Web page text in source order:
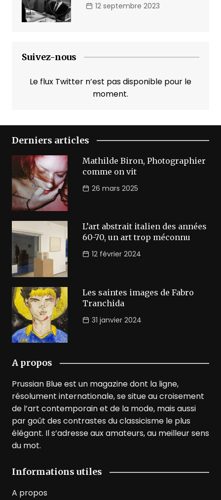
12 septembre 2023
Suivez-nous
Le flux Twitter n’est pas disponible pour le
moment.
Derniers articles
Mathilde Biron, Photographier
comme on vit
26 mars 2025
L’art abstrait italien des années
60-70, un art trop méconnu
12 février 2024
Les saintes images de Fabro
Tranchida
31 janvier 2024
A propos
Prussian Blue est un magazine dont la ligne,
résolument internationale, se situe au croisement
de l’art contemporain et de la mode, mais aussi
par goût des contrastes du classicisme le plus
élégant. Il s’adresse aux amateurs, au meilleur sens
du mot.
Informations utiles
A propos